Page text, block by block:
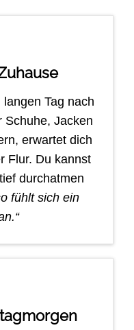
Tag nach
Schuhe, Jacken
erwartet dich
Flur. Du kannst
durchatmen
fühlt sich ein